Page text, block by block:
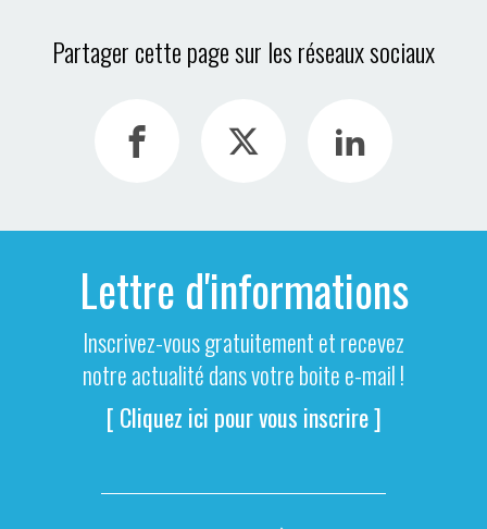
Partager cette page sur les réseaux sociaux
Lettre d'informations
Inscrivez-vous gratuitement et recevez
notre actualité dans votre boite e-mail !
[ Cliquez ici pour vous inscrire ]